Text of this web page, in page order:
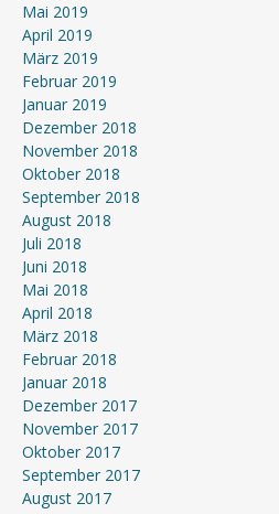
Mai 2019
April 2019
März 2019
Februar 2019
Januar 2019
Dezember 2018
November 2018
Oktober 2018
September 2018
August 2018
Juli 2018
Juni 2018
Mai 2018
April 2018
März 2018
Februar 2018
Januar 2018
Dezember 2017
November 2017
Oktober 2017
September 2017
August 2017